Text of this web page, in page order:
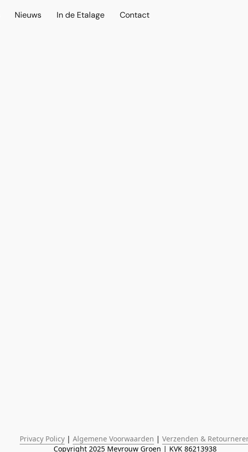
Nieuws In de Etalage Contact
Privacy Policy | Algemene Voorwaarden | Verzenden &
Copyright 2025 Mevrouw Groen | KVK 86213938